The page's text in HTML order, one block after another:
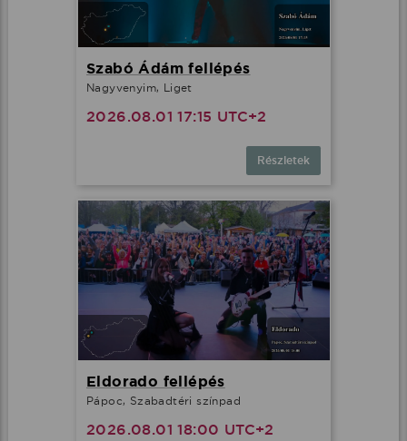
Szabó Ádám fellépés
Nagyvenyim, Liget
2026.08.01 17:15 UTC+2
Részletek
Eldorado fellépés
Pápoc, Szabadtéri színpad
2026.08.01 18:00 UTC+2